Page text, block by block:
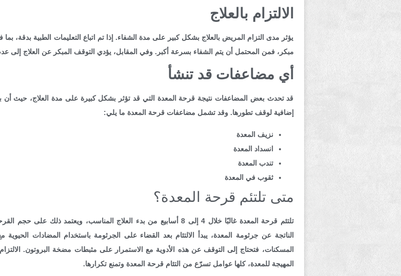
الالتزام بالعلاج
يؤثر مدى التزام المريض بالعلاج بشكل كبير على مدة الشفاء. إذا تم اتباع التعليمات الطبية بدقة،
مبكر، فمن المحتمل أن يتم الشفاء بسرعة أكبر. وفي المقابل، يؤدي التوقف المبكر عن العلاج إلى
أي مضاعفات قد تنشأ
قد تحدث بعض المضاعفات نتيجة قرحة المعدة التي قد تؤثر بشكل كبيرة على مدة العلاج، حيث
إضافية لوقف تطورها.وقد تشمل مضاعفات قرحة المعدة ما يلي:
نزيف المعدة
انسداد المعدة
تندب المعدة
ثقوب في المعدة
متى تلتئم قرحة المعدة؟
تلتئم قرحة المعدة غالبًا خلال 4 إلى 8 أسابيع
من بدء العلاج المناسب، ويعتمد ذلك على حجم
الناتجة عنجرثومة المعدة، يبدأ الالتئام بعد القضاء على الجرثومة باستخدام المضادات
المسكنات، فتحتاج إلى التوقف عن هذه الأدوية مع الاستمرار على مثبطات مضخة البروتون. الالتزام
المهيجة للمعدة، كلها عوامل تسرّع من التئام قرحة المعدة وتمنع تكرارها.